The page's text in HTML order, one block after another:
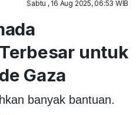
Sabtu , 16 Aug 2025, 06:53 WIB
untuk
Gaza
banyak bantuan.